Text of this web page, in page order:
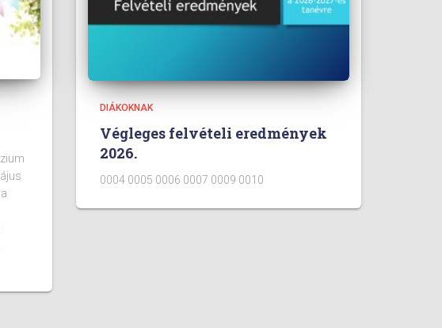
DIÁKOKNAK
Végleges felvételi eredmények
2026.
0004 0005 0006 0007 0009 0010